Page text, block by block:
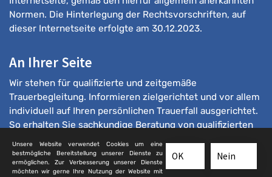
Normen. Die Hinterlegung der Rechtsvorschriften, auf
dieser Internetseite erfolgte am 30.12.2023.
An Ihrer Seite
Wir stehen für qualifizierte und zeitgemäße
Trauerbegleitung. Informieren zielgerichtet und vor allem
individuell auf Ihren persönlichen Trauerfall ausgerichtet.
So erhalten Sie sachkundige Beratung von qualifizierten
Nein
OK
Unsere Website verwendet Cookies um eine
bestmögliche Bereitstellung unserer Dienste zu
ermöglichen. Zur Verbesserung unserer Dienste
möchten wir gerne Ihre Nutzung der Website mit